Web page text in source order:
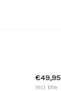
€49,95
Incl. btw